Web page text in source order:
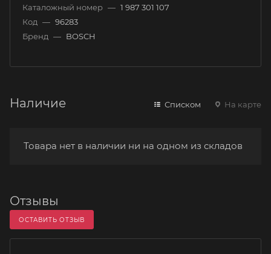
Каталожный номер — 1 987 301 107
Код — 96283
Бренд — BOSCH
Наличие Списком На карте
Товара нет в наличии ни на одном из складов
Отзывы
ОСТАВИТЬ ОТЗЫВ